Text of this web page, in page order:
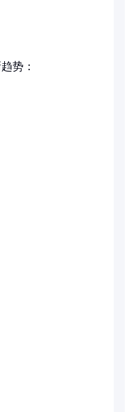
势：